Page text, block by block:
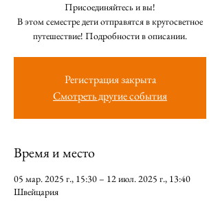
Присоединяйтесь и вы!
В этом семестре дети отправятся в кругосветное
путешествие! Подробности в описании.
Регистрация закрыта
Смотреть другие события
Время и место
05 мар. 2025 г., 15:30 – 12 июл. 2025 г., 13:40
Швейцария